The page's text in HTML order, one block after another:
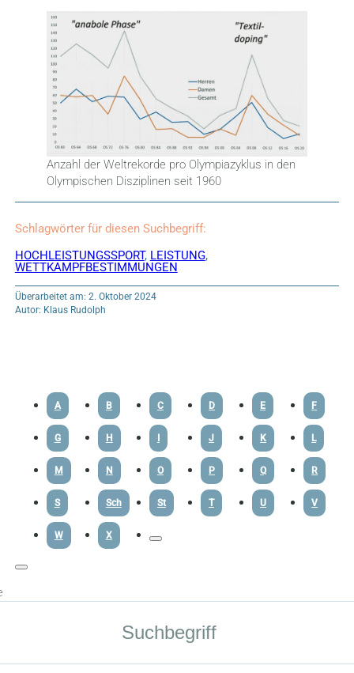
Anzahl der Weltrekorde pro Olympiazyklus in den
Olympischen Disziplinen seit 1960
Schlagwörter für diesen Suchbegriff:
HOCHLEISTUNGSSPORT, LEISTUNG,
WETTKAMPFBESTIMMUNGEN
Überarbeitet am: 2. Oktober 2024
Autor: Klaus Rudolph
A B C D E F
G H I J K L
M N O P Q R
S Sch St T U V
W X